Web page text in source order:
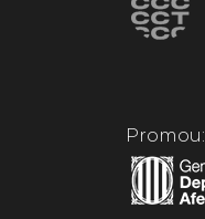
Promou: